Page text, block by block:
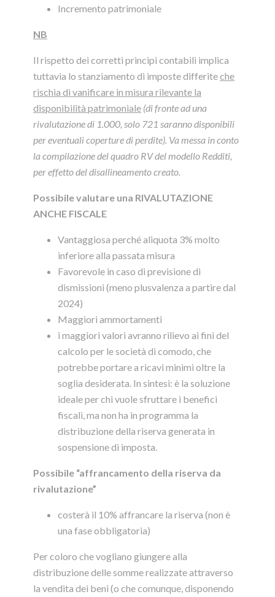
Incremento patrimoniale
NB
Il rispetto dei corretti principi contabili implica
tuttavia lo stanziamento di imposte differiteche
rischia di vanificare in misura rilevante la
disponibilità patrimoniale (di fronte ad una
rivalutazione di 1.000, solo 721 saranno disponibili
per eventuali coperture di perdite). Va messa in conto
la compilazione del quadro RV del modello Redditi,
per effetto del disallineamento creato.
Possibile valutare una RIVALUTAZIONE
ANCHE FISCALE
Vantaggiosa perché aliquota 3% molto
inferiore alla passata misura
Favorevole in caso di previsione di
dismissioni (meno plusvalenza a partire dal
2024)
Maggiori ammortamenti
i maggiori valori avranno rilievo ai fini del
calcolo per le società di comodo, che
potrebbe portare a ricavi minimi oltre la
soglia desiderata. In sintesi: è la soluzione
ideale per chi vuole sfruttare i benefici
fiscali, ma non ha in programma la
distribuzione della riserva generata in
sospensione di imposta.
Possibile “affrancamento della riserva da
rivalutazione”
costerà il 10% affrancare la riserva (non è
una fase obbligatoria)
Per coloro che vogliano giungere alla
distribuzione delle somme realizzate attraverso
la vendita dei beni (o che comunque, disponendo